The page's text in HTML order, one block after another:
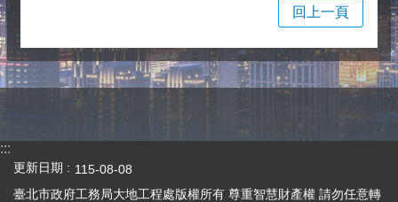
回上一頁
:::
更新日期
115-08-08
臺北市政府工務局大地工程處版權所有 尊重智慧財產權 請勿任意轉